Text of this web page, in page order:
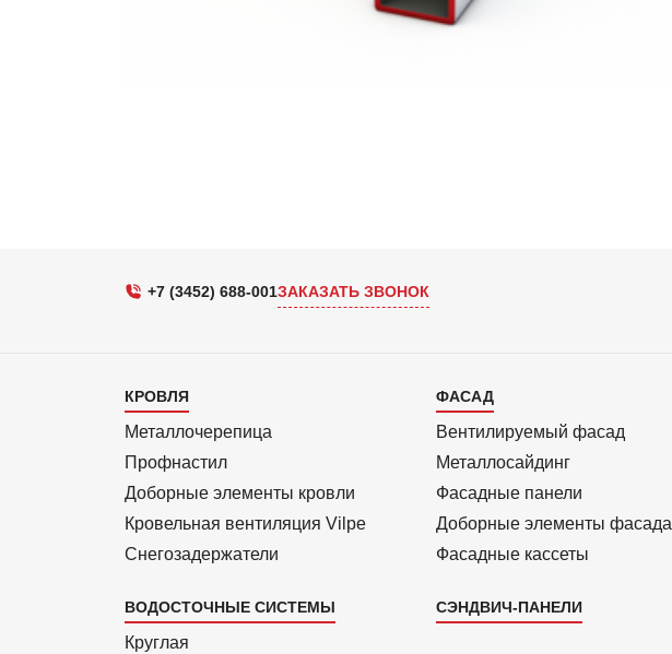
+7 (3452) 688-001ЗАКАЗАТЬ ЗВОНОК
Каталог
1
КРОВЛЯ
Металлочерепица
Профнастил
Доборные элементы кровли
Кровельная вентиляция Vilpe
Снегозадержатели
ВОДОСТОЧНЫЕ СИСТЕМЫ
Круглая
Каталог
2
ФАСАД
Вентилиру­емый фасад
Металло­сайдинг
Фасадные панели
Доборные элементы фасада
Фасадные кассеты
СЭНДВИЧ-ПАНЕЛИ